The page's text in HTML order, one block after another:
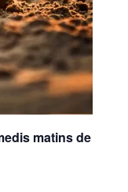
matins de